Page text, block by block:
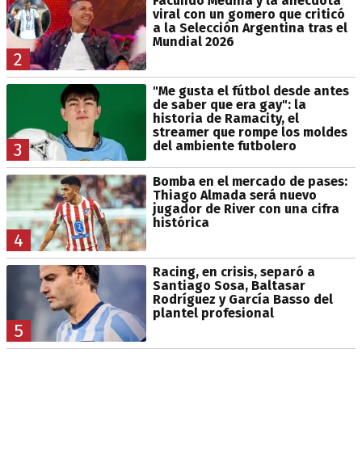
2
viral con un gomero que criticó
a la Selección Argentina tras el
Mundial 2026
3
"Me gusta el fútbol desde antes
de saber que era gay": la
historia de Ramacity, el
streamer que rompe los moldes
del ambiente futbolero
4
Bomba en el mercado de pases:
Thiago Almada será nuevo
jugador de River con una cifra
histórica
5
Racing, en crisis, separó a
Santiago Sosa, Baltasar
Rodríguez y García Basso del
plantel profesional